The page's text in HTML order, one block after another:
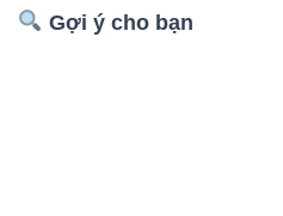
Gợi ý cho bạn